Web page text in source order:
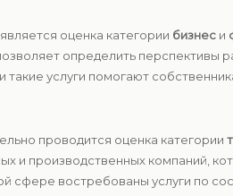
оценка категории бизнес и
определить перспективы
такие услуги помогают
проводится оценка категории
и производственных компаний,
сфере востребованы услуги по